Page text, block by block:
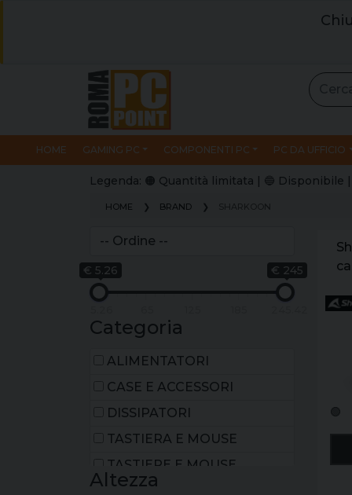
HOME GAMING PC COMPONENTI PC PC DA UFFICIO
Legenda: 🟠 Quantità limitata | 🔵
HOME BRAND
€ 5.26 € 245
Categoria
ALIMENTATORI
CASE E ACCESSORI
DISSIPATORI
TASTIERA E MOUSE
TASTIERE E MOUSE
VENTOLE
Altezza
a
🟢